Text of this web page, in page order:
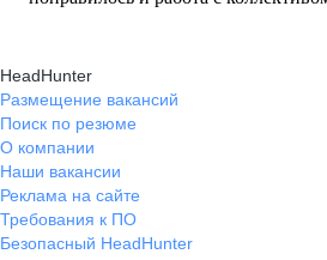
HeadHunter
Размещение вакансий
Поиск по резюме
О компании
Наши вакансии
Реклама на сайте
Требования к ПО
Безопасный HeadHunter